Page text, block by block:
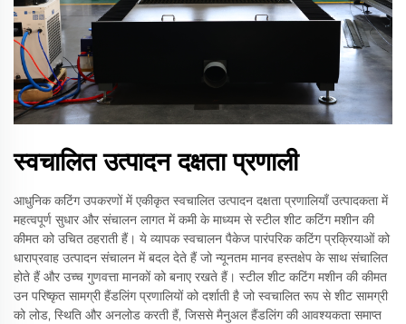
स्वचालित उत्पादन दक्षता प्रणाली
आधुनिक कटिंग उपकरणों में एकीकृत स्वचालित उत्पादन दक्षता प्रणालियाँ उत्पादकता में
महत्वपूर्ण सुधार और संचालन लागत में कमी के माध्यम से स्टील शीट कटिंग मशीन की
कीमत को उचित ठहराती हैं। ये व्यापक स्वचालन पैकेज पारंपरिक कटिंग प्रक्रियाओं को
धाराप्रवाह उत्पादन संचालन में बदल देते हैं जो न्यूनतम मानव हस्तक्षेप के साथ संचालित
होते हैं और उच्च गुणवत्ता मानकों को बनाए रखते हैं। स्टील शीट कटिंग मशीन की कीमत
उन परिष्कृत सामग्री हैंडलिंग प्रणालियों को दर्शाती है जो स्वचालित रूप से शीट सामग्री
को लोड, स्थिति और अनलोड करती हैं, जिससे मैनुअल हैंडलिंग की आवश्यकता समाप्त